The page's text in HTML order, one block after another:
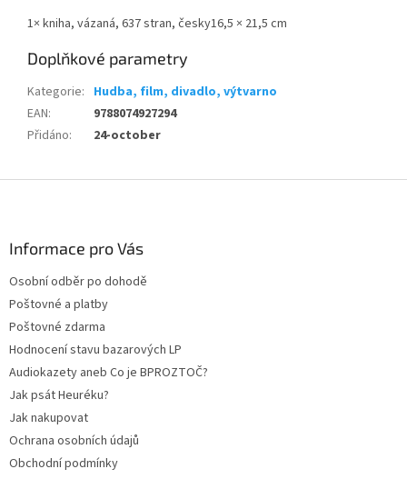
1× kniha, vázaná, 637 stran, česky16,5 × 21,5 cm
Doplňkové parametry
Kategorie: Hudba, film, divadlo, výtvarno
EAN:
9788074927294
Přidáno: 24-october
Informace pro Vás
Osobní odběr po dohodě
Poštovné a platby
Poštovné zdarma
Hodnocení stavu bazarových LP
Audiokazety aneb Co je BPROZTOČ?
Jak psát Heuréku?
Jak nakupovat
Ochrana osobních údajů
Obchodní podmínky